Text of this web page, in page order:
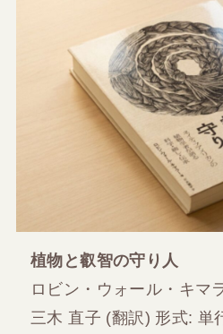
植物と叡智の守り人
ロビン・ウォール・キマ
三木 直子 (翻訳) 形式: 単